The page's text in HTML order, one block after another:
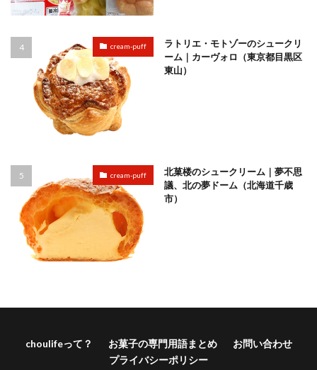
cream-puff
ラトリエ・モトゾーのシュークリ
ーム｜カーヴォロ（東京都目黒区
東山）
cream-puff
北菓楼のシュークリーム｜夢不思
議、北の夢ドーム（北海道千歳
市）
choulifeって？ お菓子の専門用語まとめ
お問い合わせ
プライバシーポリシー